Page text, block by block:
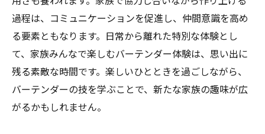
過程は、コミュニケーションを促進し、仲間意識を高め
る要素ともなります。日常から離れた特別な体験とし
て、家族みんなで楽しむバーテンダー体験は、思い出に
残る素敵な時間です。楽しいひとときを過ごしながら、
バーテンダーの技を学ぶことで、新たな家族の趣味が広
がるかもしれません。